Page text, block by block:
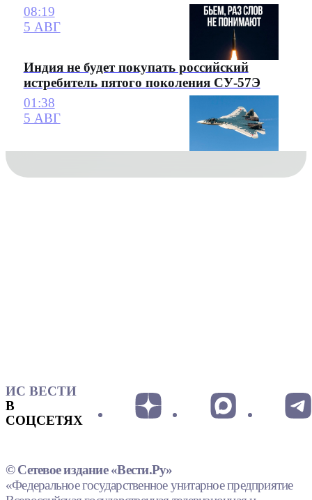
08:19
5 АВГ
Индия не будет покупать российский
истребитель пятого поколения СУ-57Э
01:38
5 АВГ
ИС ВЕСТИ
В
СОЦСЕТЯХ
© Сетевое издание «Вести.Ру»
«Федеральное государственное унитарное предприятие